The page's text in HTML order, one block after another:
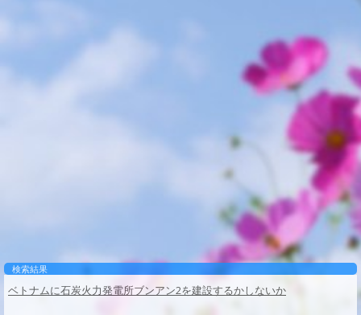
検索結果
ベトナムに石炭火力発電所ブンアン2を建設するかしないか